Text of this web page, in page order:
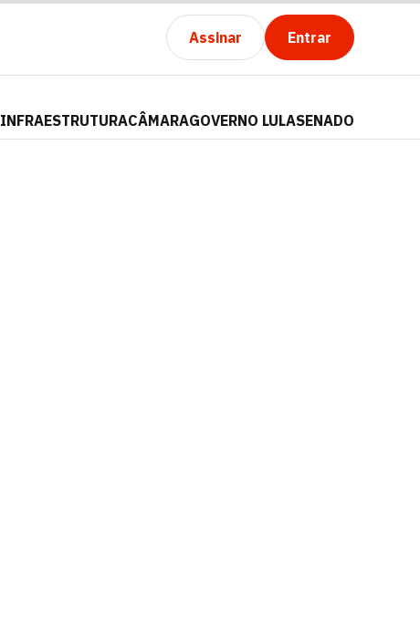
Assinar Entrar
INFRAESTRUTURACÂMARAGOVERNO LULASENADO